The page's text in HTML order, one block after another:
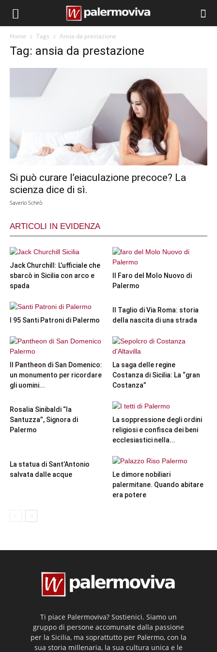
Home Tags Ansia da prestazione
Tag: ansia da prestazione
Si può curare l’eiaculazione precoce? La
scienza dice di sì.
Saverio Schirò
ARTICOLI IN EVIDENZA
Jack Churchill: L’ufficiale che
sbarcò in Sicilia con arco e
spada
Il Faro del Molo Nuovo di
Palermo
I 95 Santi Patroni di Palermo
Il Taglio di Via Roma: storia
della nascita di una strada
Il Pantheon di San Domenico:
un monumento per ricordare
gli uomini...
La saga delle regine
Costanza di Sicilia: La “gran
Costanza”
Rosalia Sinibaldi “la
Santuzza”, Signora di
Palermo
La soppressione degli ordini
religiosi e confisca dei beni
ecclesiastici nella...
La statua di Sant’Antonio
salvata dalle acque
Le dimore nobiliari
palermitane. Quando abitare
era potere
Ti piace Palermoviva? Sostienici. Siamo un
gruppo di persone accomunate dalla passione
per la Sicilia, ma soprattutto per Palermo, con la
sua storia millenaria, la sua cultura unica e le